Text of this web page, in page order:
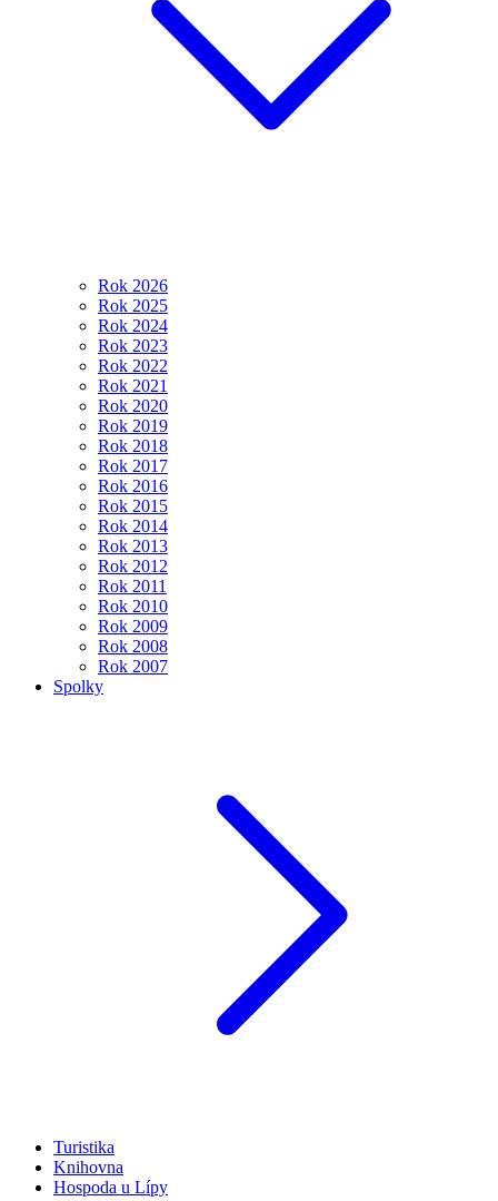
Rok 2026
Rok 2025
Rok 2024
Rok 2023
Rok 2022
Rok 2021
Rok 2020
Rok 2019
Rok 2018
Rok 2017
Rok 2016
Rok 2015
Rok 2014
Rok 2013
Rok 2012
Rok 2011
Rok 2010
Rok 2009
Rok 2008
Rok 2007
Spolky
Turistika
Knihovna
Hospoda u Lípy